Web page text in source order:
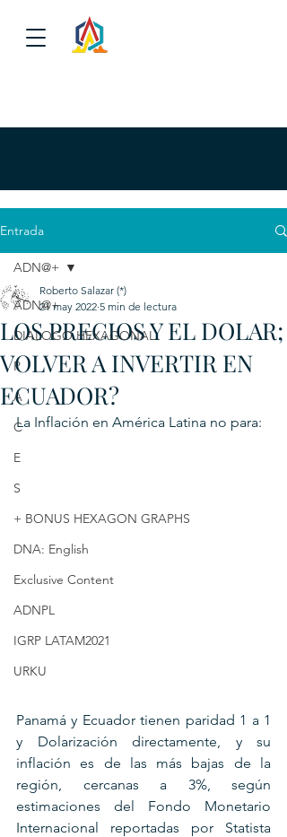
Entrada
ADN@+
DIALOGO HEXAGONAL
P
A
C
E
S
+ BONUS HEXAGON GRAPHS
DNA: English
Exclusive Content
ADNPL
IGRP LATAM2021
URKU
ADN@+
LOS PRECIOS Y EL DOLAR;
VOLVER A INVERTIR EN
ECUADOR?
Roberto Salazar (*)
21 may 2022 5 min de lectura
La Inflación en América Latina no para:
Panamá y Ecuador tienen paridad 1 a 1
y Dolarización directamente, y su
inflación es de las más bajas de la
región, cercanas a 3%, según
estimaciones del Fondo Monetario
Internacional reportadas por Statista